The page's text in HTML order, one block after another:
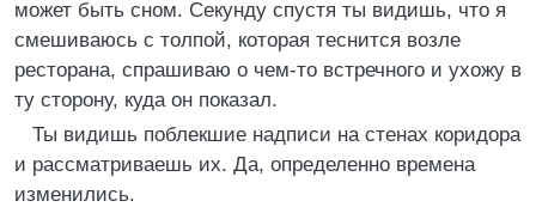
может быть сном. Секунду спустя ты видишь, что я
смешиваюсь с толпой, которая теснится возле
ресторана, спрашиваю о чем-то встречного и ухожу в
ту сторону, куда он показал.
Ты видишь поблекшие надписи на стенах коридора
и рассматриваешь их. Да, определенно времена
изменились.